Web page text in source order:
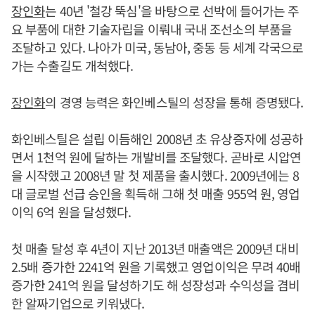
장인화는 40년 '철강 뚝심'을 바탕으로 선박에 들어가는 주
요 부품에 대한 기술자립을 이뤄내 국내 조선소의 부품을
조달하고 있다. 나아가 미국, 동남아, 중동 등 세계 각국으로
가는 수출길도 개척했다.
장인화의 경영 능력은 화인베스틸의 성장을 통해 증명됐다.
화인베스틸은 설립 이듬해인 2008년 초 유상증자에 성공하
면서 1천억 원에 달하는 개발비를 조달했다. 곧바로 시압연
을 시작했고 2008년 말 첫 제품을 출시했다. 2009년에는 8
대 글로벌 선급 승인을 획득해 그해 첫 매출 955억 원, 영업
이익 6억 원을 달성했다.
첫 매출 달성 후 4년이 지난 2013년 매출액은 2009년 대비
2.5배 증가한 2241억 원을 기록했고 영업이익은 무려 40배
증가한 241억 원을 달성하기도 해 성장성과 수익성을 겸비
한 알짜기업으로 키워냈다.